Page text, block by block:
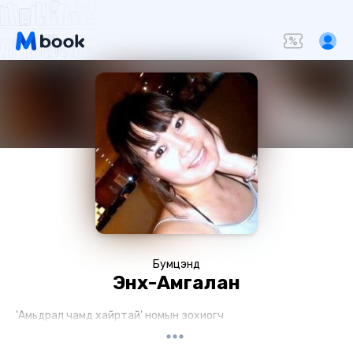
Бумцэнд
Энх-Амгалан
'Амьдрал чамд хайртай' номын зохиогч